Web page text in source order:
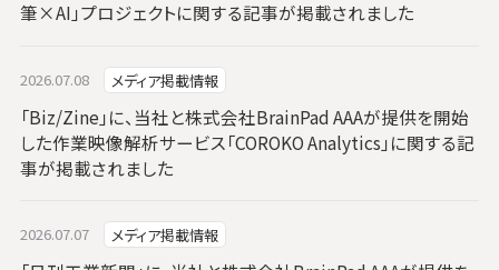
筆×AI」プロジェクトに関する記事が掲載されました
2026.07.08 メディア掲載情報
「Biz/Zine」に、当社と株式会社BrainPad AAAが提供を開始
した作業映像解析サービス「COROKO Analytics」に関する記
事が掲載されました
2026.07.07 メディア掲載情報